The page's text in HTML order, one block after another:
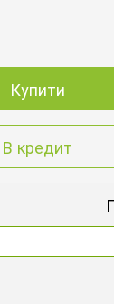
Купити
В кредит